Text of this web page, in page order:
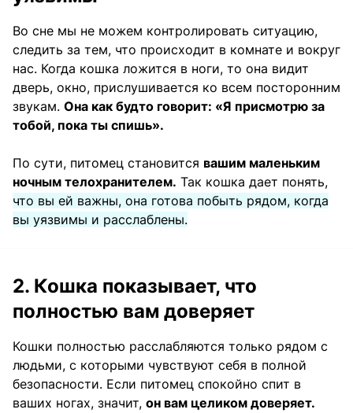
Во сне мы не можем контролировать ситуацию,
следить за тем, что происходит в комнате и вокруг
нас. Когда кошка ложится в ноги, то она видит
дверь, окно, прислушивается ко всем посторонним
звукам. Она как будто говорит: «Я присмотрю за
тобой, пока ты спишь».
По сути, питомец становится вашим маленьким
ночным телохранителем. Так кошка дает понять,
что вы ей важны, она готова побыть рядом, когда
вы уязвимы и расслаблены.
2. Кошка показывает, что
полностью вам доверяет
Кошки полностью расслабляются только рядом с
людьми, с которыми чувствуют себя в полной
безопасности. Если питомец спокойно спит в
ваших ногах, значит, он вам целиком доверяет.